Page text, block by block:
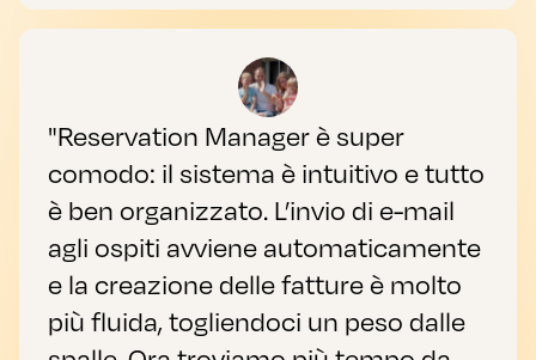
"Reservation Manager è super
comodo: il sistema è intuitivo e tutto
è ben organizzato. L’invio di e-mail
agli ospiti avviene automaticamente
e la creazione delle fatture è molto
più fluida, togliendoci un peso dalle